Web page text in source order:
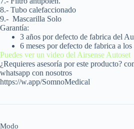
8.- Tubo calefaccionado
9.- Mascarilla Solo
Garantía:
3 años por defecto de fabrica del
6 meses por defecto de fabrica a los
Puedes ver un video del Airsense Autoset
¿Requieres asesoría por este producto?
whatsapp con nosotros
https://w.app/SomnoMedical
Modo